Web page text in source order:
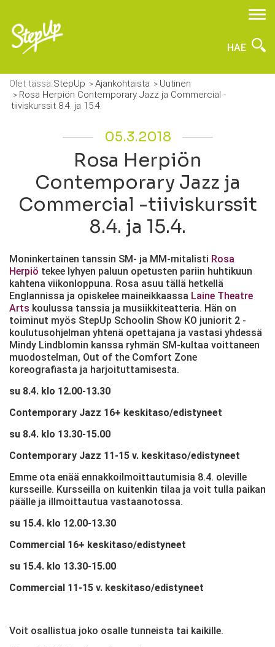
HAE
Olet tässä:StepUp Ajankohtaista
Uutinen
Rosa Herpiön Contemporary Jazz ja Commercial -
tiiviskurssit 8.4. ja 15.4.
05.3.2018
Rosa Herpiön
Contemporary Jazz ja
Commercial -tiiviskurssit
8.4. ja 15.4.
Moninkertainen tanssin SM- ja MM-mitalisti Rosa
Herpiö tekee lyhyen paluun opetusten pariin huhtikuun
kahtena viikonloppuna. Rosa asuu tällä hetkellä
Englannissa ja opiskelee maineikkaassa Laine Theatre
Arts koulussa tanssia ja musiikkiteatteria. Hän on
toiminut myös StepUp Schoolin Show KO juniorit 2 -
koulutusohjelman yhtenä opettajana ja vastasi yhdessä
Mindy Lindblomin kanssa ryhmän SM-kultaa voittaneen
muodostelman, Out of the Comfort Zone
koreografiasta ja harjoituttamisesta.
su 8.4. klo 12.00-13.30
Contemporary Jazz 16+ keskitaso/edistyneet
su 8.4. klo 13.30-15.00
Contemporary Jazz 11-15 v. keskitaso/edistyneet
Emme ota enää ennakkoilmoittautumisia 8.4. oleville
kursseille. Kursseilla on kuitenkin tilaa ja voit tulla paikan
päälle ja illmoittautua vastaanotossa.
su 15.4. klo 12.00-13.30
Commercial 16+ keskitaso/edistyneet
su 15.4. klo 13.30-15.00
Commercial 11-15 v. keskitaso/edistyneet
Voit osallistua joko osalle tunneista tai kaikille.